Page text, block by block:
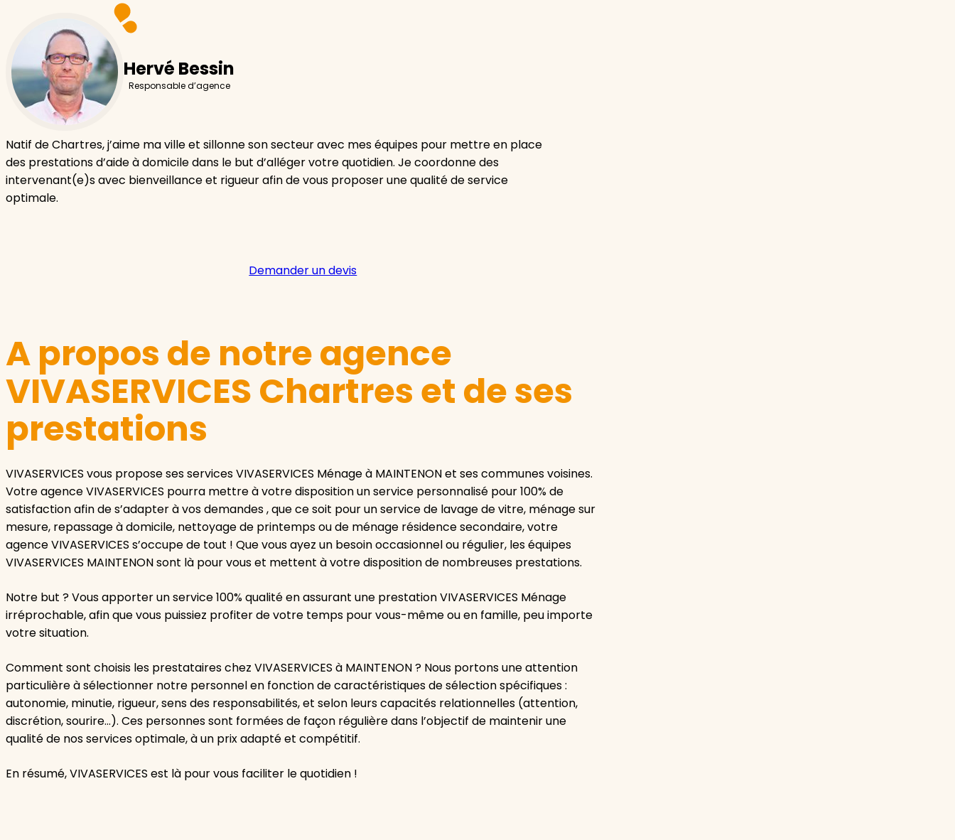
Hervé Bessin
Responsable d’agence
Natif de Chartres, j’aime ma ville et sillonne son secteur avec mes équipes pour mettre en place
des prestations d’aide à domicile dans le but d’alléger votre quotidien. Je coordonne des
intervenant(e)s avec bienveillance et rigueur afin de vous proposer une qualité de service
optimale.
Demander un devis
A propos de notre agence
VIVASERVICES Chartres et de ses
prestations
VIVASERVICES vous propose ses services VIVASERVICES Ménage à MAINTENON et ses communes voisines.
Votre agence VIVASERVICES pourra mettre à votre disposition un service personnalisé pour 100% de
satisfaction afin de s’adapter à vos demandes , que ce soit pour un service de lavage de vitre, ménage sur
mesure, repassage à domicile, nettoyage de printemps ou de ménage résidence secondaire, votre
agence VIVASERVICES s’occupe de tout ! Que vous ayez un besoin occasionnel ou régulier, les équipes
VIVASERVICES MAINTENON sont là pour vous et mettent à votre disposition de nombreuses prestations.
Notre but ? Vous apporter un service 100% qualité en assurant une prestation VIVASERVICES Ménage
irréprochable, afin que vous puissiez profiter de votre temps pour vous-même ou en famille, peu importe
votre situation.
Comment sont choisis les prestataires chez VIVASERVICES à MAINTENON ? Nous portons une attention
particulière à sélectionner notre personnel en fonction de caractéristiques de sélection spécifiques :
autonomie, minutie, rigueur, sens des responsabilités, et selon leurs capacités relationnelles (attention,
discrétion, sourire…). Ces personnes sont formées de façon régulière dans l’objectif de maintenir une
qualité de nos services optimale, à un prix adapté et compétitif.
En résumé, VIVASERVICES est là pour vous faciliter le quotidien !